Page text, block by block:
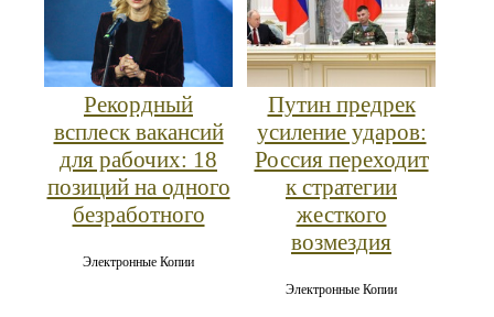
Рекордный
всплеск вакансий
для рабочих: 18
позиций на одного
безработного
Электронные Копии
Путин предрек
усиление ударов:
Россия переходит
к стратегии
жесткого
возмездия
Электронные Копии